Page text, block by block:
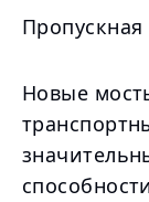
Новые